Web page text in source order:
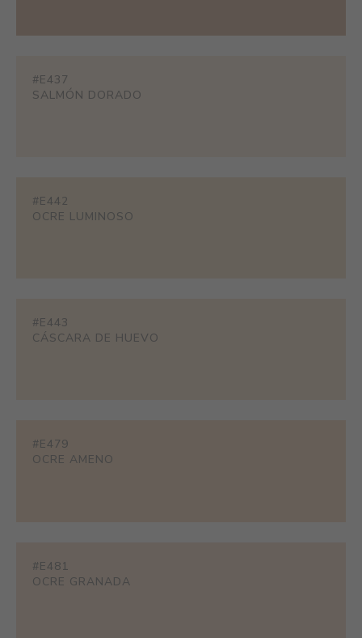
#E437
SALMÓN DORADO
#E442
OCRE LUMINOSO
#E443
CÁSCARA DE HUEVO
#E479
OCRE AMENO
#E481
OCRE GRANADA